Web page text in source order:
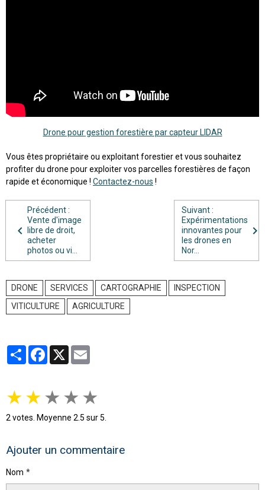
Drone pour gestion forestière par capteur LIDAR
Vous êtes propriétaire ou exploitant forestier et vous souhaitez
profiter du drone pour exploiter vos parcelles forestières de façon
rapide et économique ! Contactez-nous !
Précédent :
Vente d'image
libre de droit,
acheter
photos ou vi...
Suivant :
Expérimentations
innovantes pour
les drones en
Nor...
DRONE SERVICES CARTOGRAPHIE
INSPECTION
VITICULTURE
AGRICULTURE
PartagerFacebook
X
★★★ ★ ★
2votes. Moyenne 2.5 sur 5.
Ajouter un commentaire
Nom